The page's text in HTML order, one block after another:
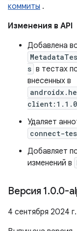
коммиты .
Изменения в API
Добавлена
s ​​в тестах
внесенных в
Удаляет
connect-
Добавляет
изменений в
Версия 1.0.0-
4 сентября 2024 г.